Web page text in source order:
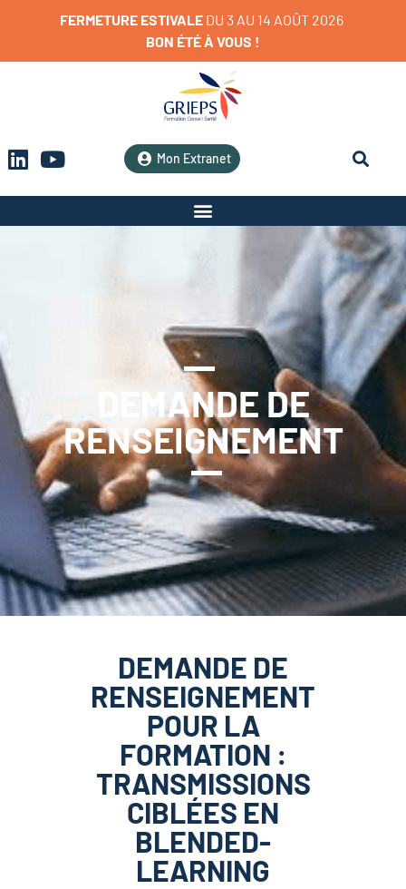
FERMETURE ESTIVALE DU 3 AU 14 AOÛT 2026
BON ÉTÉÀ VOUS !
Mon Extranet
DEMANDE DE
RENSEIGNEMENT
DEMANDE DE
RENSEIGNEMENT
POUR LA
FORMATION :
TRANSMISSIONS
CIBLÉES EN
BLENDED-
LEARNING